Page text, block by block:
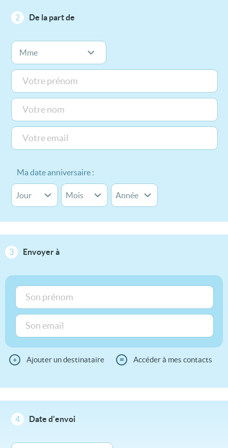
2 De la part de
Ma date anniversaire :
3 Envoyer à
+ Ajouter un destinataire ≡ Accéder à mes contacts
4 Date d'envoi